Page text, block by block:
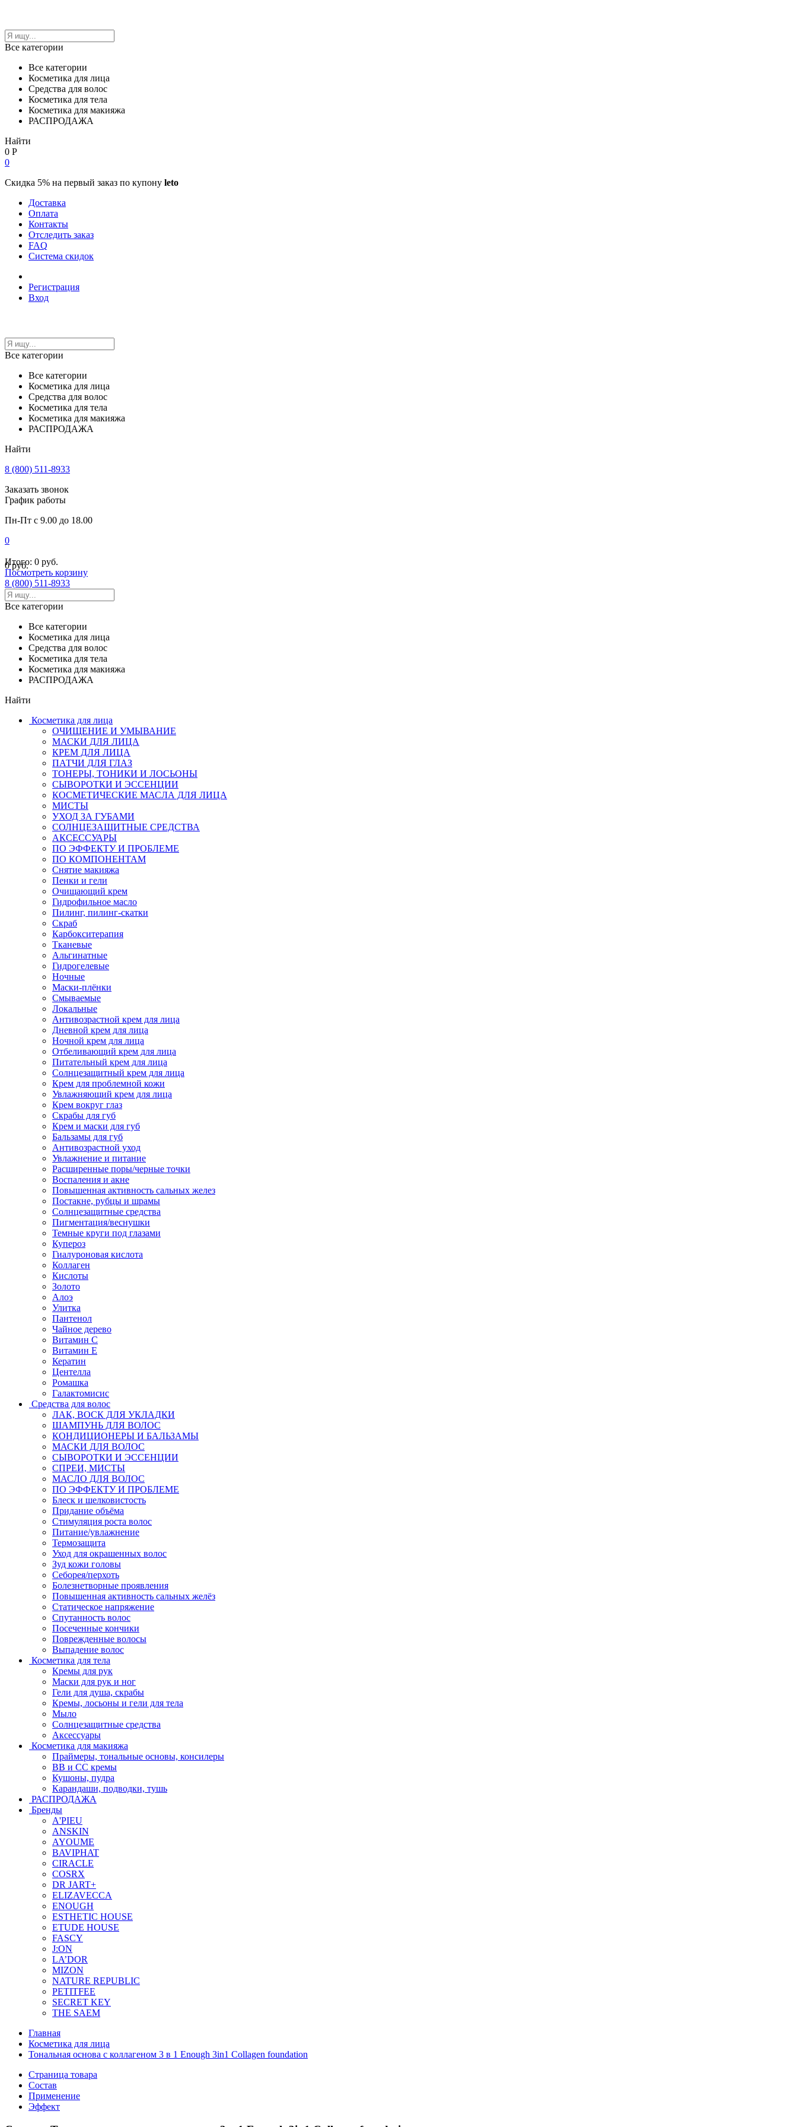
Все категории
Все категории
Косметика для лица
Средства для волос
Косметика для тела
Косметика для макияжа
РАСПРОДАЖА
Найти
0 Р
0
Скидка 5% на первый заказ по купону leto
Доставка
Оплата
Контакты
Отследить заказ
FAQ
Система скидок
Регистрация
Вход
Все категории
Все категории
Косметика для лица
Средства для волос
Косметика для тела
Косметика для макияжа
РАСПРОДАЖА
Найти
8 (800) 511-8933
Заказать звонок
График работы
Пн-Пт с 9.00 до 18.00
0
0 руб.
Итого: 0 руб.
Посмотреть корзину
8 (800) 511-8933
Все категории
Все категории
Косметика для лица
Средства для волос
Косметика для тела
Косметика для макияжа
РАСПРОДАЖА
Найти
Косметика для лица
ОЧИЩЕНИЕ И УМЫВАНИЕ
МАСКИ ДЛЯ ЛИЦА
КРЕМ ДЛЯ ЛИЦА
ПАТЧИ ДЛЯ ГЛАЗ
ТОНЕРЫ, ТОНИКИ И ЛОСЬОНЫ
СЫВОРОТКИ И ЭССЕНЦИИ
КОСМЕТИЧЕСКИЕ МАСЛА ДЛЯ ЛИЦА
МИСТЫ
УХОД ЗА ГУБАМИ
СОЛНЦЕЗАЩИТНЫЕ СРЕДСТВА
АКСЕССУАРЫ
ПО ЭФФЕКТУ И ПРОБЛЕМЕ
ПО КОМПОНЕНТАМ
Снятие макияжа
Пенки и гели
Очищающий крем
Гидрофильное масло
Пилинг, пилинг-скатки
Скраб
Карбокситерапия
Тканевые
Альгинатные
Гидрогелевые
Ночные
Маски-плёнки
Смываемые
Локальные
Антивозрастной крем для лица
Дневной крем для лица
Ночной крем для лица
Отбеливающий крем для лица
Питательный крем для лица
Солнцезащитный крем для лица
Крем для проблемной кожи
Увлажняющий крем для лица
Крем вокруг глаз
Скрабы для губ
Крем и маски для губ
Бальзамы для губ
Антивозрастной уход
Увлажнение и питание
Расширенные поры/черные точки
Воспаления и акне
Повышенная активность сальных желез
Постакне, рубцы и шрамы
Солнцезащитные средства
Пигментация/веснушки
Темные круги под глазами
Купероз
Гиалуроновая кислота
Коллаген
Кислоты
Золото
Алоэ
Улитка
Пантенол
Чайное дерево
Витамин C
Витамин Е
Кератин
Центелла
Ромашка
Галактомисис
Средства для волос
ЛАК, ВОСК ДЛЯ УКЛАДКИ
ШАМПУНЬ ДЛЯ ВОЛОС
КОНДИЦИОНЕРЫ И БАЛЬЗАМЫ
МАСКИ ДЛЯ ВОЛОС
СЫВОРОТКИ И ЭССЕНЦИИ
СПРЕИ, МИСТЫ
МАСЛО ДЛЯ ВОЛОС
ПО ЭФФЕКТУ И ПРОБЛЕМЕ
Блеск и шелковистость
Придание объёма
Стимуляция роста волос
Питание/увлажнение
Термозащита
Уход для окрашенных волос
Зуд кожи головы
Себорея/перхоть
Болезнетворные проявления
Повышенная активность сальных желёз
Статическое напряжение
Спутанность волос
Посеченные кончики
Поврежденные волосы
Выпадение волос
Косметика для тела
Кремы для рук
Маски для рук и ног
Гели для душа, скрабы
Кремы, лосьоны и гели для тела
Мыло
Солнцезащитные средства
Аксессуары
Косметика для макияжа
Праймеры, тональные основы, консилеры
BB и CC кремы
Кушоны, пудра
Карандаши, подводки, тушь
РАСПРОДАЖА
Бренды
A'PIEU
ANSKIN
AYOUME
BAVIPHAT
CIRACLE
COSRX
DR JART+
ELIZAVECCA
ENOUGH
ESTHETIC HOUSE
ETUDE HOUSE
FASCY
J:ON
LA’DOR
MIZON
NATURE REPUBLIC
PETITFEE
SEСRET KEY
THE SAEM
Главная
Косметика для лица
Тональная основа с коллагеном 3 в 1 Enough 3in1 Collagen foundation
Страница товара
Состав
Применение
Эффект